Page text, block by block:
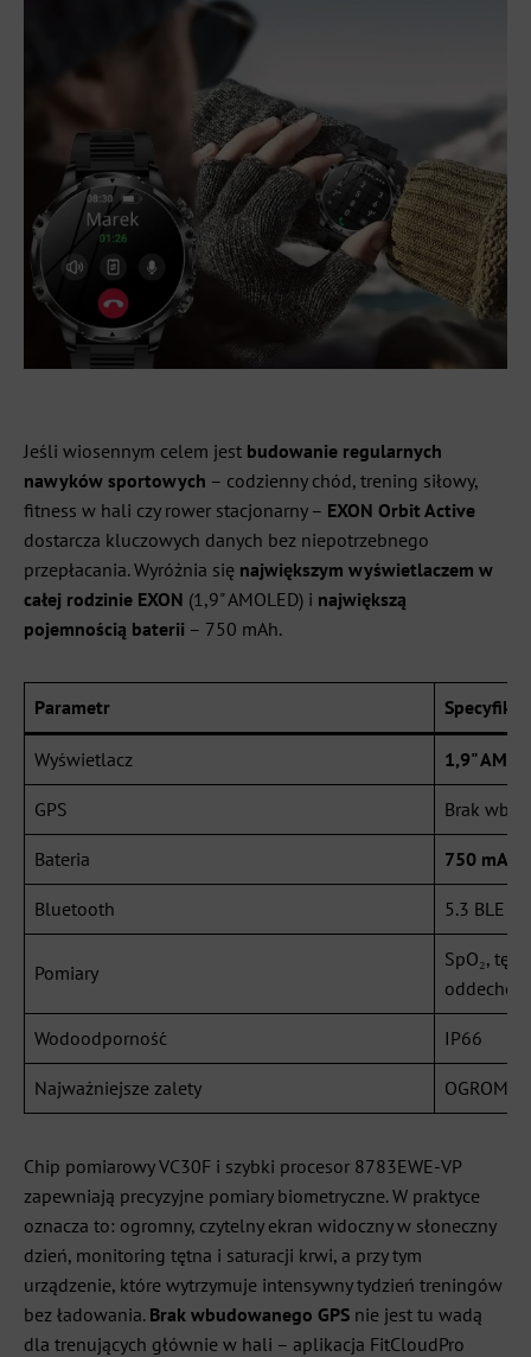
Jeśli wiosennym celem jest budowanie regularnych
nawyków sportowych – codzienny chód, trening siłowy,
fitness w hali czy rower stacjonarny – EXON Orbit Active
dostarcza kluczowych danych bez niepotrzebnego
przepłacania. Wyróżnia się największym wyświetlaczem w
całej rodzinie EXON (1,9" AMOLED) i największą
pojemnością baterii – 750 mAh.
Parametr
Wyświetlacz 1,9"
GPS Brak
Bateria 750 mAh
Bluetooth 5.3 BLE
Pomiary
SpO₂,
Wodoodporność IP66
Najważniejsze zalety
Chip pomiarowy VC30F i szybki procesor 8783EWE-VP
zapewniają precyzyjne pomiary biometryczne. W praktyce
oznacza to: ogromny, czytelny ekran widoczny w słoneczny
dzień, monitoring tętna i saturacji krwi, a przy tym
urządzenie, które wytrzymuje intensywny tydzień treningów
bez ładowania. Brak wbudowanego GPS nie jest tu wadą
dla trenujących głównie w hali – aplikacja FitCloudPro